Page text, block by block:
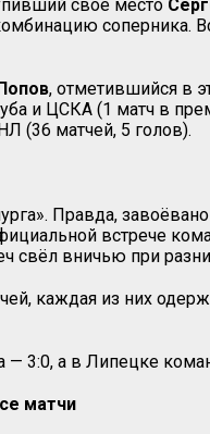
своё место
соперника.
, отметившийся в
и ЦСКА (1 матч в
(36 матчей, 5 голов).
Правда,
встрече
свёл вничью при
каждая из них
— 3:0, а в Липецке
матчи